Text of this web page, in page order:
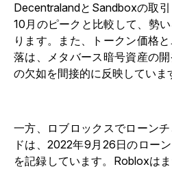
DecentralandとSandboxの取
10月のピークと比較して、勢
ります。また、トークン価格
落は、メタバース暗号資産の
の欠如を間接的に反映していま
一方、ロブロックスでローン
ドは、2022年9月26日のロー
を記録しています。Robloxは